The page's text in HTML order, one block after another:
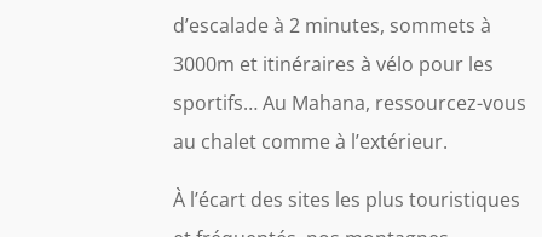
d’escalade à 2 minutes, sommets à
3000m et itinéraires à vélo pour les
sportifs… Au Mahana, ressourcez-vous
au chalet comme à l’extérieur.
À l’écart des sites les plus touristiques